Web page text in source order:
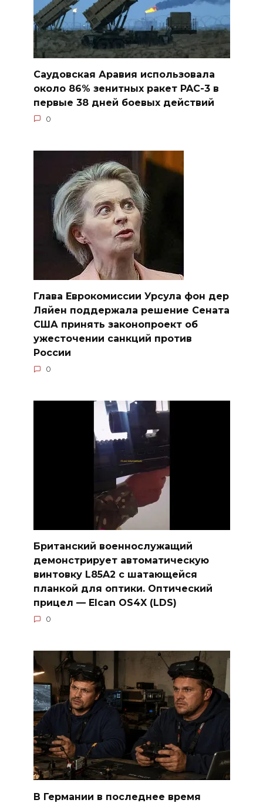
Саудовская Аравия использовала
около 86% зенитных ракет PAC-3 в
первые 38 дней боевых действий
0
Глава Еврокомиссии Урсула фон дер
Ляйен поддержала решение Сената
США принять законопроект об
ужесточении санкций против
России
0
Британский военнослужащий
демонстрирует автоматическую
винтовку L85A2 с шатающейся
планкой для оптики. Оптический
прицел — Elcan OS4X (LDS)
0
В Германии в последнее время